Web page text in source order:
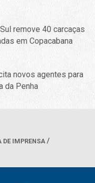
remove 40 carcaças
em Copacabana
novos agentes para
da Penha
DE IMPRENSA